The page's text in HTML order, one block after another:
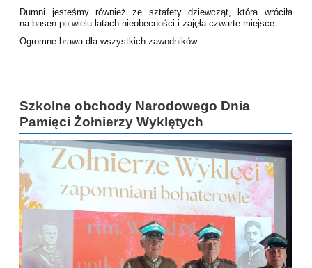
Dumni jesteśmy również ze sztafety dziewcząt, która wróciła
na basen po wielu latach nieobecności i zajęła czwarte miejsce.
Ogromne brawa dla wszystkich zawodników.
Szkolne obchody Narodowego Dnia
Pamięci Żołnierzy Wyklętych